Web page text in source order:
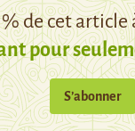
de cet
pour
S’abonner